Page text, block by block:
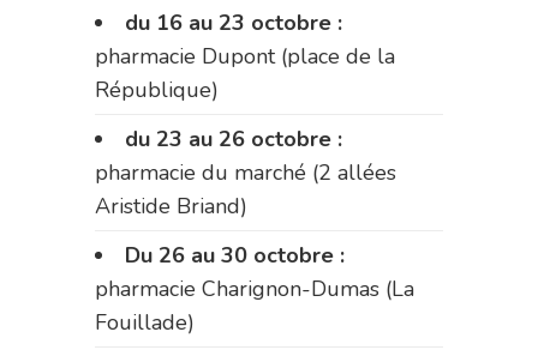
du 16 au 23 octobre :
pharmacie Dupont (place de la
République)
du 23 au 26 octobre :
pharmacie du marché (2 allées
Aristide Briand)
Du 26 au 30 octobre :
pharmacie Charignon-Dumas (La
Fouillade)